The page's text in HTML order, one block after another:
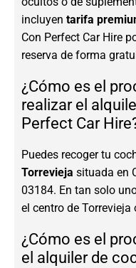
incluyen tarifa
Con Perfect Car Hire
reserva de forma
¿Cómo es el
realizar el
Perfect Car
Puedes recoger tu
Torrevieja situada en
03184. En tan solo
el centro de
¿Cómo es el
el alquiler de